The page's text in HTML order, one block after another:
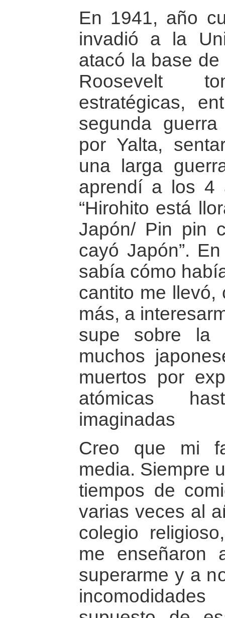
En 1941, año
invadió a la
atacó la base
Roosevelt
estratégicas,
segunda
por Yalta,
una larga
aprendí a los 4
“Hirohito está
Japón/ Pin pin
cayó Japón”.
sabía cómo
cantito me llevó,
más, a
supe sobre la
muchos
muertos por
atómicas
imaginadas
Creo que mi
media. Siempre
tiempos de
varias veces al
colegio
me enseñaron
superarme y a